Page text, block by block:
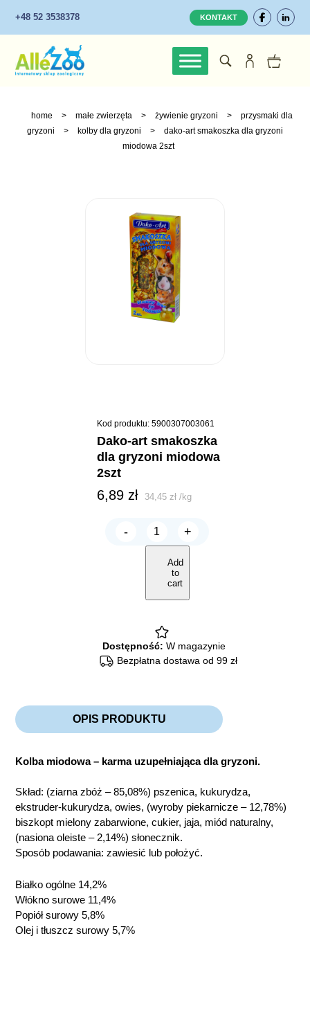
+48 52 3538378 KONTAKT
home > małe zwierzęta > żywienie gryzoni >
przysmaki dla
gryzoni
> kolby dla gryzoni >
dako-art smakoszka dla gryzoni
miodowa 2szt
Kod produktu: 5900307003061
dako-art smakoszka
dla gryzoni miodowa
2szt
6,89 zł 34,45zł /kg
-
DAKO-
ART
SMAKOSZKA
dla
gryzoni
MIODOWA
2szt
+
Add
to
cart
Dostępność: W magazynie
Bezpłatna dostawa od 99 zł
OPIS PRODUKTU
Kolba miodowa – karma uzupełniająca dla gryzoni.
Skład: (ziarna zbóż – 85,08%) pszenica, kukurydza,
ekstruder-kukurydza, owies, (wyroby piekarnicze – 12,78%)
biszkopt mielony zabarwione, cukier, jaja, miód naturalny,
(nasiona oleiste – 2,14%) słonecznik.
Sposób podawania: zawiesić lub położyć.
Białko ogólne 14,2%
Włókno surowe 11,4%
Popiół surowy 5,8%
Olej i tłuszcz surowy 5,7%